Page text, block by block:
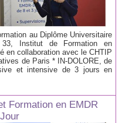
au Diplôme Universitaire
33, Institut de Formation en
en collaboration avec le CHTIP
de Paris * IN-DOLORE, de
et intensive de 3 jours en
Formation en EMDR